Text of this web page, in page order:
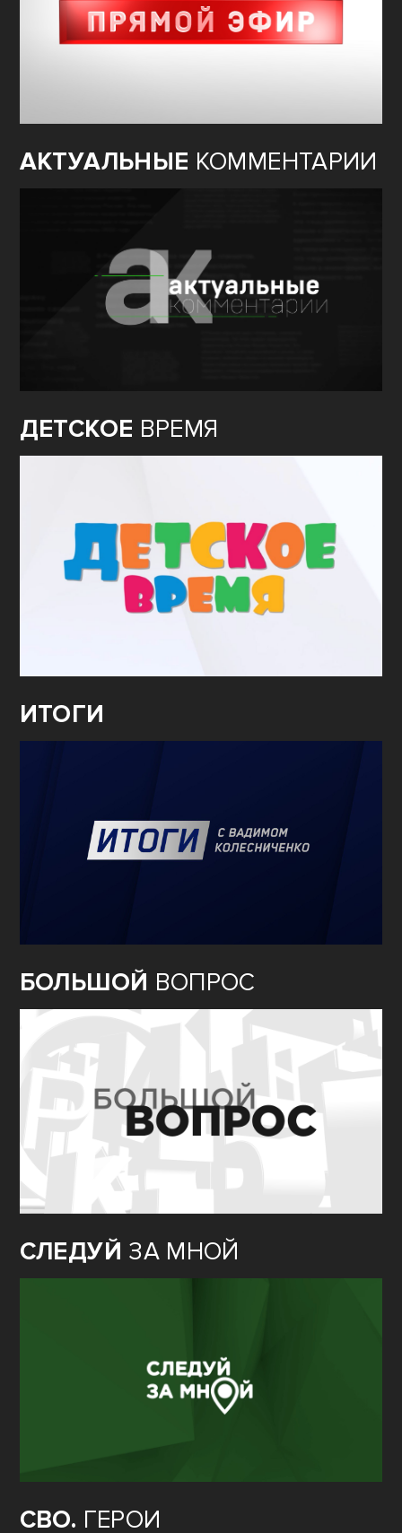
АКТУАЛЬНЫЕ КОММЕНТАРИИ
ДЕТСКОЕ ВРЕМЯ
ИТОГИ
БОЛЬШОЙ ВОПРОС
СЛЕДУЙ ЗА МНОЙ
СВО. ГЕРОИ